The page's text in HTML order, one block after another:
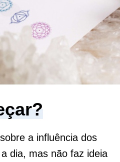
a influência dos
dia, mas não faz ideia